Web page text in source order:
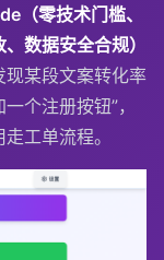
（零技术门槛、
数据安全合规）
某段文案转化率
个注册按钮”，
工单流程。